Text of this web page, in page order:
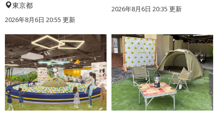
東京都
2026年8月6日 20:55 更新
2026年8月6日 20:35 更新